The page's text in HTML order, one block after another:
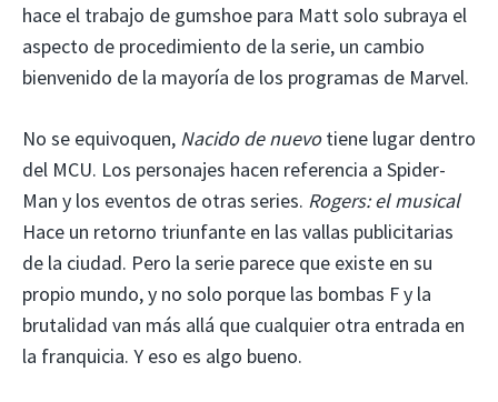
hace el trabajo de gumshoe para Matt solo subraya el
aspecto de procedimiento de la serie, un cambio
bienvenido de la mayoría de los programas de Marvel.
No se equivoquen, Nacido de nuevotiene lugar dentro
del MCU. Los personajes hacen referencia a Spider-
Man y los eventos de otras series. Rogers: el musical
Hace un retorno triunfante en las vallas publicitarias
de la ciudad. Pero la serie parece que existe en su
propio mundo, y no solo porque las bombas F y la
brutalidad van más allá que cualquier otra entrada en
la franquicia. Y eso es algo bueno.